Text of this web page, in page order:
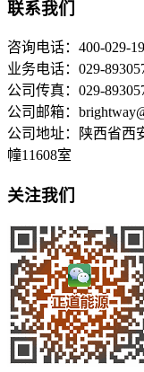
联系我们
咨询电话：400-029-
业务电话：029-
公司传真：029-
公司邮箱：
公司地址：陕西省西
幢11608室
关注我们